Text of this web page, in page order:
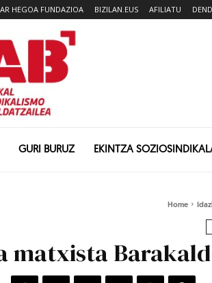
HEGOA FUNDAZIOA BIZILAN.EUS AFILIATU
GURI BURUZ EKINTZA
Home
matxista